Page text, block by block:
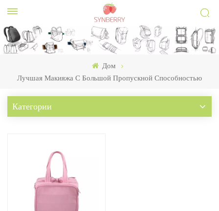
Дом
Лучшая Макияжа С Большой Пропускной Способностью
Категории